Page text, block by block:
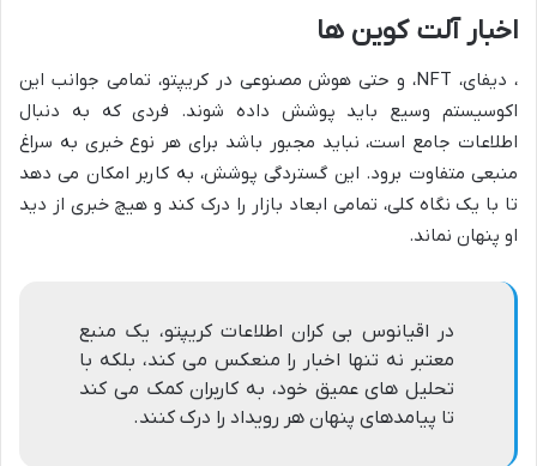
اخبار آلت کوین ها
، دیفای، NFT، و حتی هوش مصنوعی در کریپتو، تمامی جوانب این
اکوسیستم وسیع باید پوشش داده شوند. فردی که به دنبال
اطلاعات جامع است، نباید مجبور باشد برای هر نوع خبری به سراغ
منبعی متفاوت برود. این گستردگی پوشش، به کاربر امکان می دهد
تا با یک نگاه کلی، تمامی ابعاد بازار را درک کند و هیچ خبری از دید
او پنهان نماند.
در اقیانوس بی کران اطلاعات کریپتو، یک منبع
معتبر نه تنها اخبار را منعکس می کند، بلکه با
تحلیل های عمیق خود، به کاربران کمک می کند
تا پیامدهای پنهان هر رویداد را درک کنند.